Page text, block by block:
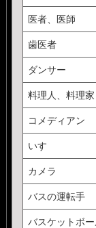
医者、医師
歯医者
ダンサー
料理人、料理家
コメディアン
いす
カメラ
バスの運転手
バスケットボ